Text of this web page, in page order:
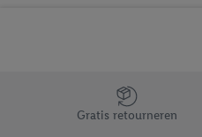
Jouw voordelen bij ons als Lidl
Gratis retourneren